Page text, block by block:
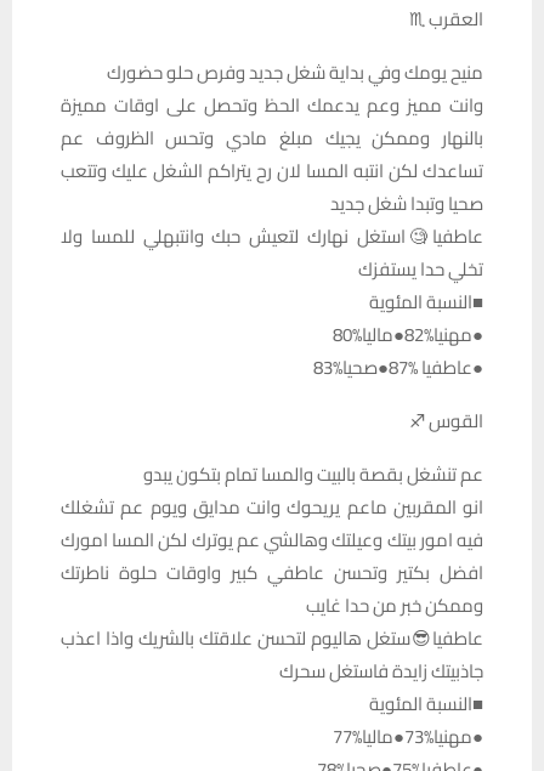
العقرب ♏
منيح يومك وفي بداية شغل جديد وفرص حلو حضورك
وانت مميز وعم يدعمك الحظ وتحصل على اوقات مميزة
بالنهار وممكن يجيك مبلغ مادي وتحس الظروف عم
تساعدك لكن انتبه المسا لان رح يتراكم الشغل عليك وتتعب
صحيا وتبدا شغل جديد
عاطفيا🧐استغل نهارك لتعيش حبك وانتبهلي للمسا ولا
تخلي حدا يستفزك
■النسبة المئوية
●مهنيا%82●ماليا%80
●عاطفيا %87●صحيا%83
القوس ♐
عم تنشغل بقصة بالبيت والمسا تمام بتكون يبدو
انو المقربين ماعم يريحوك وانت مدايق ويوم عم تشغلك
فيه امور بيتك وعيلتك وهالشي عم يوترك لكن المسا امورك
افضل بكتير وتحسن عاطفي كبير واوقات حلوة ناطرتك
وممكن خبر من حدا غايب
عاطفيا😎ستغل هاليوم لتحسن علاقتك بالشريك واذا اعذب
جاذبيتك زايدة فاستغل سحرك
■النسبة المئوية
●مهنيا%73●ماليا%77